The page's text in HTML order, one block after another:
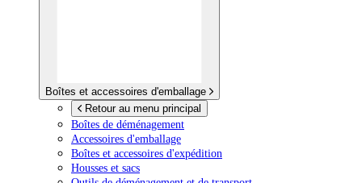
Boîtes et accessoires d'emballage
Retour au menu principal
Boîtes de déménagement
Accessoires d'emballage
Boîtes et accessoires d'expédition
Housses et sacs